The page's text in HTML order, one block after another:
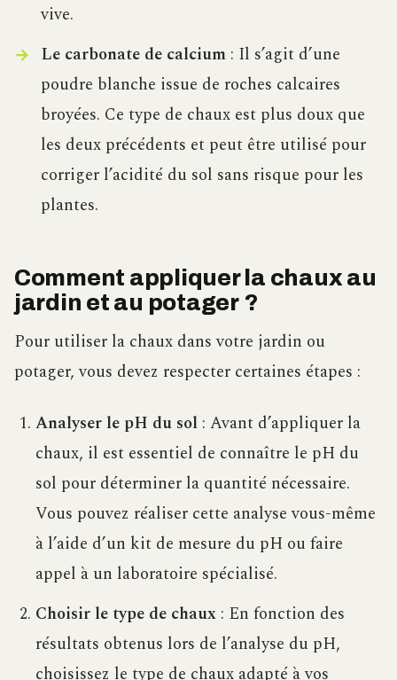
vive.
Le carbonate de calcium: Il s’agit d’une
poudre blanche issue de roches calcaires
broyées. Ce type de chaux est plus doux que
les deux précédents et peut être utilisé pour
corriger l’acidité du sol sans risque pour les
plantes.
Comment appliquer la chaux au
jardin et au potager ?
Pour utiliser la chaux dans votre jardin ou
potager, vous devez respecter certaines étapes :
Analyser le pH du sol : Avant d’appliquer la
chaux, il est essentiel de connaître le pH du
sol pour déterminer la quantité nécessaire.
Vous pouvez réaliser cette analyse vous-même
à l’aide d’un kit de mesure du pH ou faire
appel à un laboratoire spécialisé.
Choisir le type de chaux : En fonction des
résultats obtenus lors de l’analyse du pH,
choisissez le type de chaux adapté à vos